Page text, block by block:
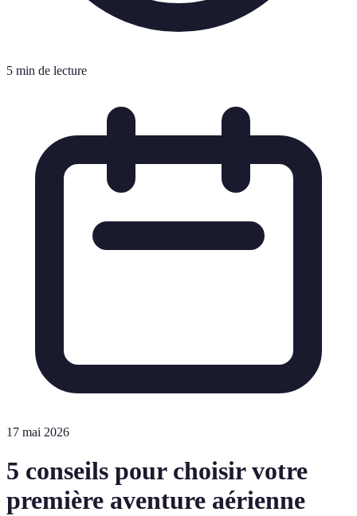
5 min de lecture
17 mai 2026
5 conseils pour choisir votre
première aventure aérienne